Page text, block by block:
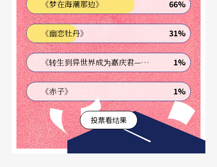
十五年前一群表演艺术工作者每周定期聚会，呈现
创作过程中的作品，再彼此给予意见回应，就这样
开始了这个艺术成长团体。The Field是非营利组
织，资金来自政府文化单位、私人企业、剧场相关
事业组织、艺术家捐款等，主旨为提供独立表演艺
术工作者创作学习和行政能力的训练，艺术家由此
得到协助申请奖助资源、发表创作、巡回国内外演
出等。目前北美的十一个城市亚特兰大、芝加哥、
达拉斯、休士顿、迈阿密、费城、西雅图、盐湖
《梦在海潮那边》 66%
《幽恋牡丹》 31%
《转生到异世界成为嘉庆君—发现我的祖先是诈骗集团!?》 1%
《赤子》 1%
投票看结果